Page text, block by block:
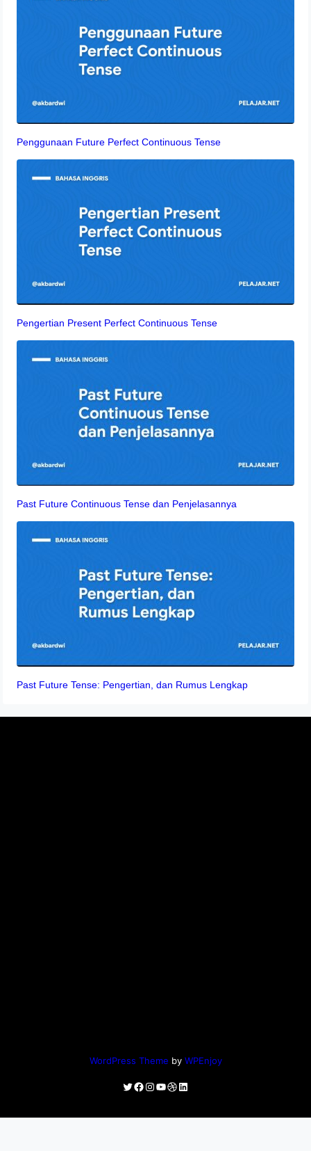
Penggunaan Future Perfect Continuous Tense
Pengertian Present Perfect Continuous Tense
Past Future Continuous Tense dan Penjelasannya
Past Future Tense: Pengertian, dan Rumus Lengkap
WordPress Theme by WPEnjoy
Twitter
Facebook
Instagram
YouTube
Dribbble
LinkedIn